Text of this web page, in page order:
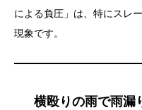
による負圧」は、特にスレ
現象です。
横殴りの雨で雨漏